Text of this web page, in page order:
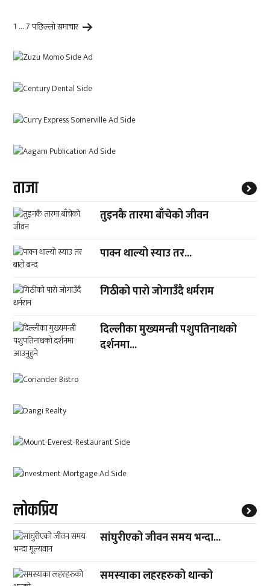
Posts
pagination
1 …7पछिल्लाेसमाचार
ताजा
तुइनकै तारमा बाँचेको जीवन
पाक्न थाल्यो स्याउ तर...
गिठीको पारो जोगाउँदै धर्मराम
दिल्लीका मुख्यमन्त्री पशुपतिनाथको
दर्शनमा...
लाेकप्रिय
सांघुरीएको जीवन समय भन्दा...
समस्याका लहरहरुको थान्को